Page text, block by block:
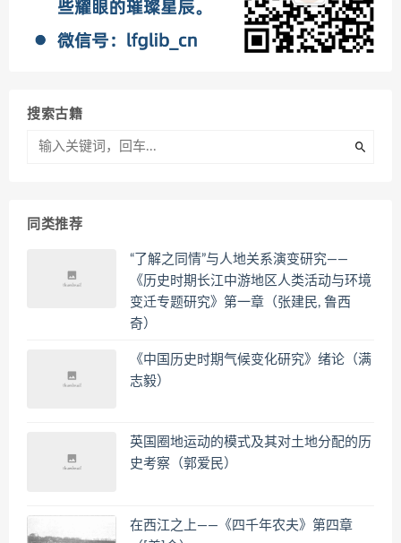
搜索古籍
同类推荐
“了解之同情”与人地关系演变研究——
《历史时期长江中游地区人类活动与环境
变迁专题研究》第一章（张建民, 鲁西
奇）
《中国历史时期气候变化研究》绪论（满
志毅）
英国圈地运动的模式及其对土地分配的历
史考察（郭爱民）
在西江之上——《四千年农夫》第四章